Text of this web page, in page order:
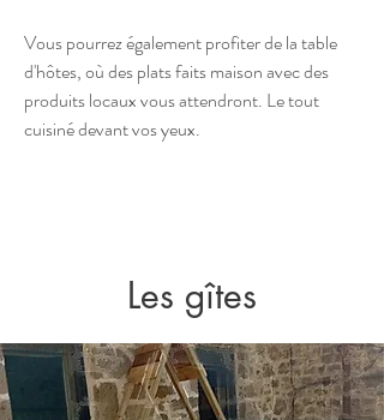
Vous pourrez également profiter de la table
d'hôtes, où des plats faits maison avec des
produits locaux vous attendront. Le tout
cuisiné devant vos yeux.
Les gîtes